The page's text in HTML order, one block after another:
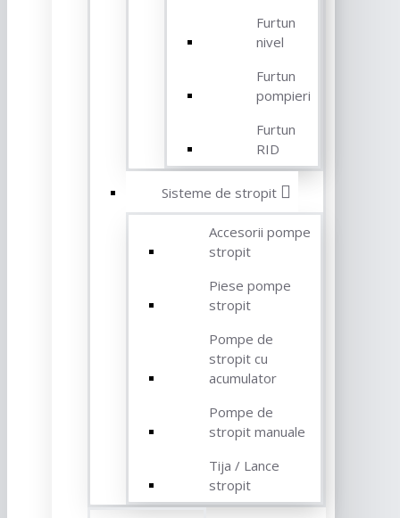
Furtun
nivel
Furtun
pompieri
Furtun
RID
Sisteme de stropit
Accesorii pompe
stropit
Piese pompe
stropit
Pompe de
stropit cu
acumulator
Pompe de
stropit manuale
Tija / Lance
stropit